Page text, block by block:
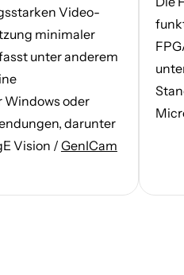
Video-
minimaler
unter anderem
Windows oder
darunter
Vision / GenICam